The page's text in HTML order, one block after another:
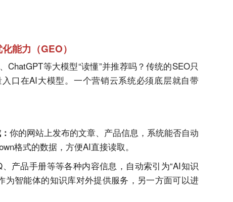
能力（GEO）
ChatGPT等大模型“读懂”并推荐吗？传统的SEO只
口在AI大模型。一个营销云系统必须底层就自带
你的网站 上发布的文章、产品信息，系统能否自动
格式的数据，方便AI直接读取。
产品手册等等各种内容信息，自动索引为“AI知识
为智能体的知识库对外提供服务，另一方面可以进